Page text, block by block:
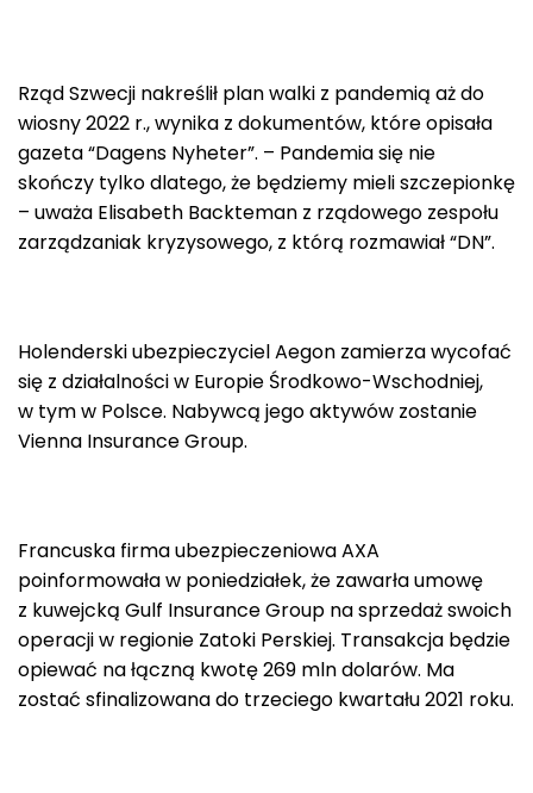
Rząd Szwecji nakreślił plan walki z pandemią aż do
wiosny 2022 r., wynika z dokumentów, które opisała
gazeta “Dagens Nyheter”. – Pandemia się nie
skończy tylko dlatego, że będziemy mieli szczepionkę
– uważa Elisabeth Backteman z rządowego zespołu
zarządzaniak kryzysowego, z którą rozmawiał “DN”.
Holenderski ubezpieczyciel Aegon zamierza wycofać
się z działalności w Europie Środkowo-Wschodniej,
w tym w Polsce. Nabywcą jego aktywów zostanie
Vienna Insurance Group.
Francuska firma ubezpieczeniowa AXA
poinformowała w poniedziałek, że zawarła umowę
z kuwejcką Gulf Insurance Group na sprzedaż swoich
operacji w regionie Zatoki Perskiej. Transakcja będzie
opiewać na łączną kwotę 269 mln dolarów. Ma
zostać sfinalizowana do trzeciego kwartału 2021 roku.